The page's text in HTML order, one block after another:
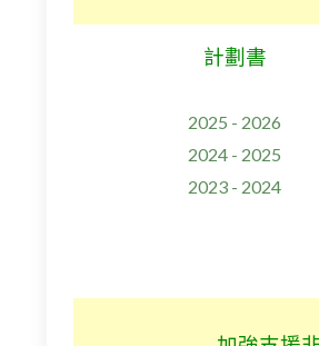
計劃書
2025 - 2026
2024 - 2025
2023 - 2024